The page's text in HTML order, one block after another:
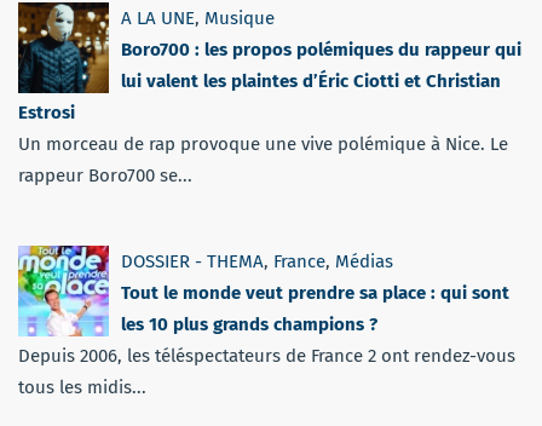
A LA UNE, Musique
Boro700 : les propos polémiques du rappeur qui
lui valent les plaintes d’Éric Ciotti et Christian
Estrosi
Un morceau de rap provoque une vive polémique à Nice. Le
rappeur Boro700 se...
DOSSIER - THEMA, France, Médias
Tout le monde veut prendre sa place : qui sont
les 10 plus grands champions ?
Depuis 2006, les téléspectateurs de France 2 ont rendez-vous
tous les midis...